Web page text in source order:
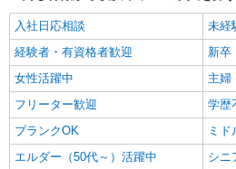
入社日応相談
未経
経験者・有資格者歓迎
新卒
女性活躍中
主婦
フリーター歓迎
学歴
ブランクOK
ミド
エルダー（50代～）活躍中
シニ